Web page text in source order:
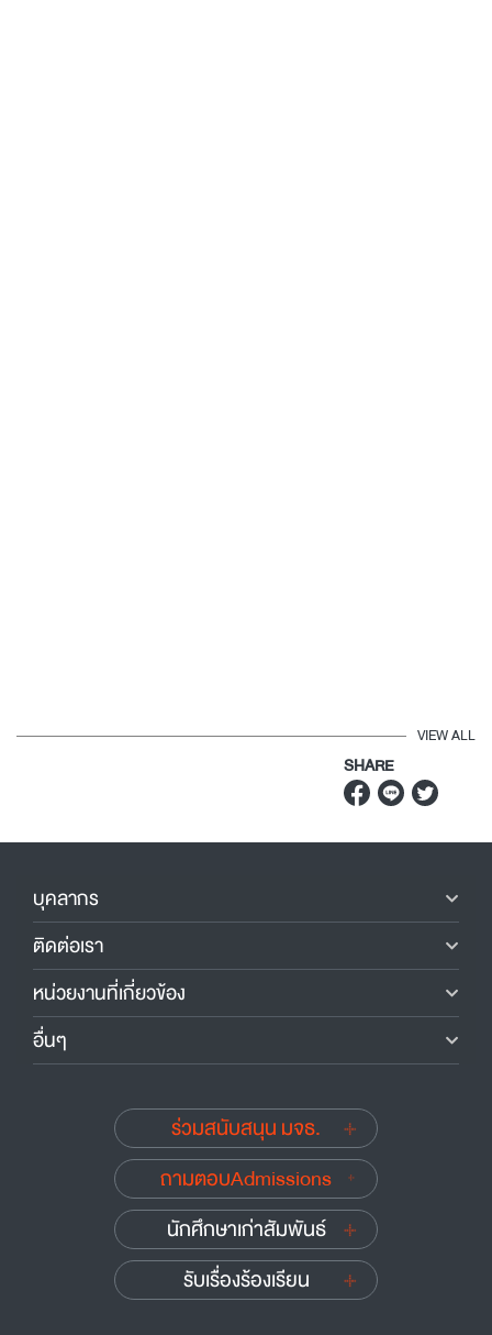
VIEW ALL
SHARE
บุคลากร
ติดต่อเรา
หน่วยงานที่เกี่ยวข้อง
อื่นๆ
ร่วมสนับสนุน มจธ.
ถามตอบAdmissions
นักศึกษาเก่าสัมพันธ์
รับเรื่องร้องเรียน